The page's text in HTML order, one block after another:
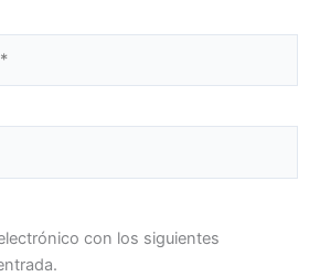
con los siguientes